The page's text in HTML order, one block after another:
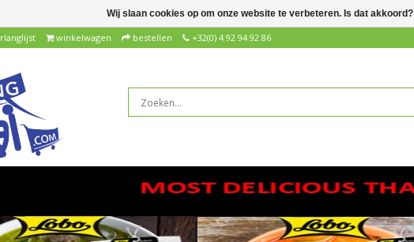
winkelwagen bestellen +32(0) 4 92 94 92 86
Wij slaan cookies op om onze website te verbeteren. Is dat akkoord?